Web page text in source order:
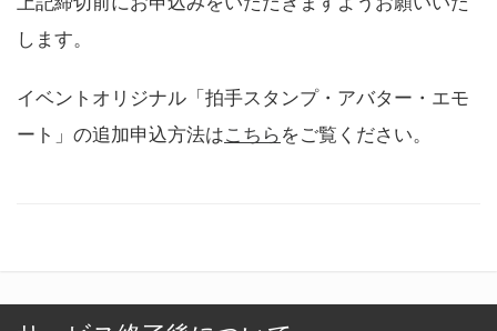
します。
イベントオリジナル「拍手スタンプ・アバター・エモ
ート」の追加申込方法はこちら をご覧ください。